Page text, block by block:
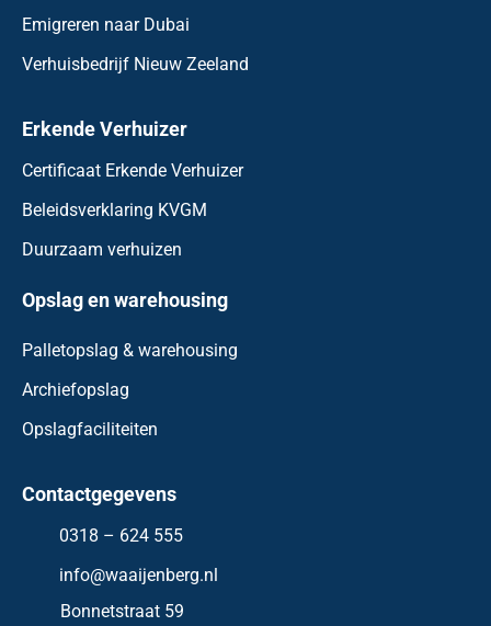
Emigreren naar Dubai
Verhuisbedrijf Nieuw Zeeland
Erkende Verhuizer
Certificaat Erkende Verhuizer
Beleidsverklaring KVGM
Duurzaam verhuizen
Opslag en warehousing
Palletopslag & warehousing
Archiefopslag
Opslagfaciliteiten
Contactgegevens
0318 – 624 555
info@waaijenberg.nl
Bonnetstraat 59